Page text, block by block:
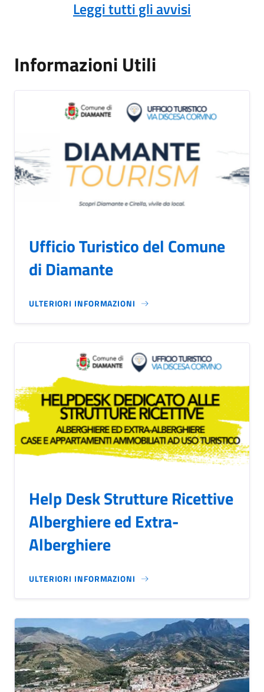
Leggi tutti gli avvisi
Informazioni Utili
Ufficio Turistico del Comune
di Diamante
ULTERIORI INFORMAZIONI
Help Desk Strutture Ricettive
Alberghiere ed Extra-
Alberghiere
ULTERIORI INFORMAZIONI